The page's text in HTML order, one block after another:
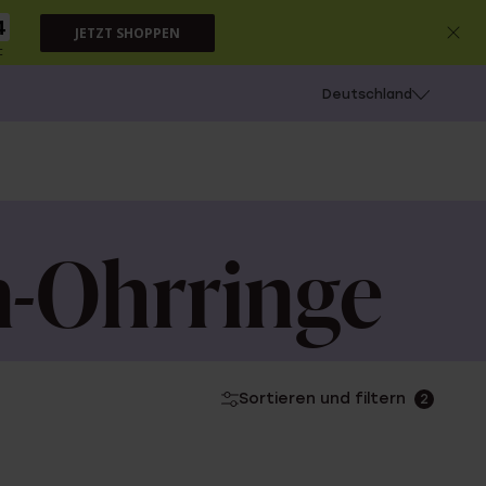
JETZT SHOPPEN
Deutschland
Ohrringe
Sortieren und filtern 2